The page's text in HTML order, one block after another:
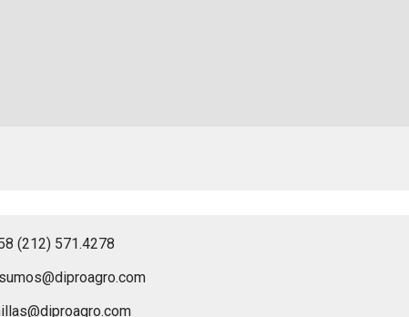
(212) 571.4278